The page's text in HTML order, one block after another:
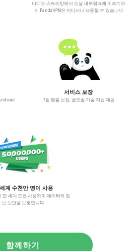
비디오 스트리밍에서 소셜 네트워크에 이르기까
지 PandaVPN은 어디서나 사용할 수 있습니다
서비스 보장
7일 환불 보장, 글로벌 기술 지원 제공
계 수천만 명이 사용
전 세계 모든 사용자의 데이터와 정
보 보안을 보호합니다
함께하기